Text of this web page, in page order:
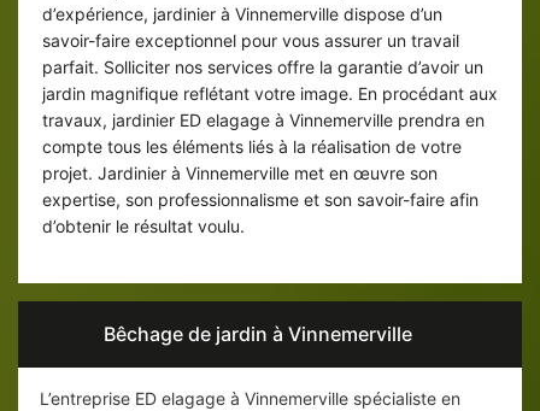
d’expérience, jardinier à Vinnemerville dispose d’un
savoir-faire exceptionnel pour vous assurer un travail
parfait. Solliciter nos services offre la garantie d’avoir un
jardin magnifique reflétant votre image. En procédant aux
travaux, jardinier ED elagage à Vinnemerville prendra en
compte tous les éléments liés à la réalisation de votre
projet. Jardinier à Vinnemerville met en œuvre son
expertise, son professionnalisme et son savoir-faire afin
d’obtenir le résultat voulu.
Bêchage de jardin à Vinnemerville
L’entreprise ED elagage à Vinnemerville spécialiste en